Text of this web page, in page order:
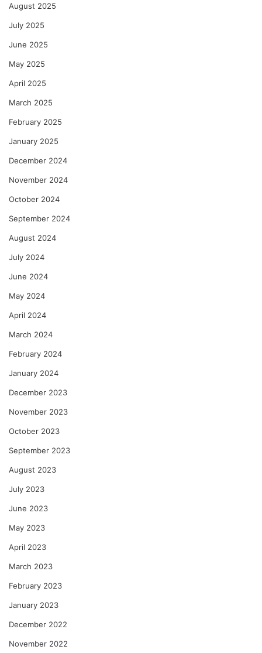
August 2025
July 2025
June 2025
May 2025
April 2025
March 2025
February 2025
January 2025
December 2024
November 2024
October 2024
September 2024
August 2024
July 2024
June 2024
May 2024
April 2024
March 2024
February 2024
January 2024
December 2023
November 2023
October 2023
September 2023
August 2023
July 2023
June 2023
May 2023
April 2023
March 2023
February 2023
January 2023
December 2022
November 2022